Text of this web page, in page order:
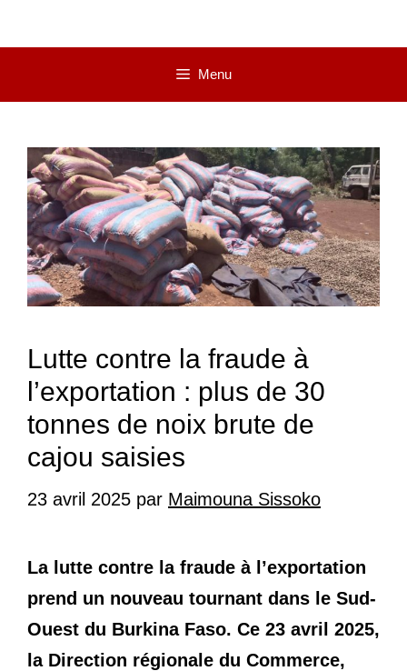
Menu
Lutte contre la fraude à
l’exportation : plus de 30
tonnes de noix brute de
cajou saisies
23 avril 2025 par Maimouna Sissoko
La lutte contre la fraude à l’exportation
prend un nouveau tournant dans le Sud-
Ouest du Burkina Faso. Ce 23 avril 2025,
la Direction régionale du Commerce,